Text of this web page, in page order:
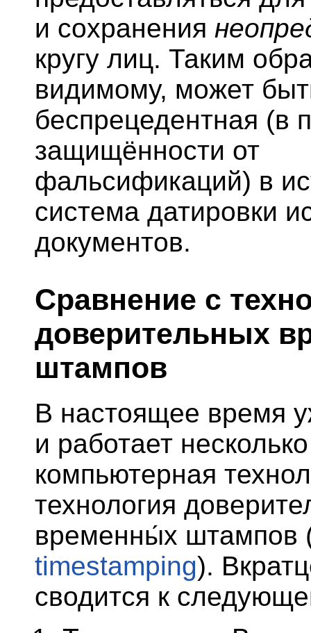
и сохранения
кругу лиц. Таким
видимому, может
беспрецедентная (в
защищённости от
фальсификаций) в
система датировки
документов.
Сравнение с
доверительных
штампов
В настоящее время
и работает
компьютерная
технология
временны́х штампов
timestamping).
сводится к